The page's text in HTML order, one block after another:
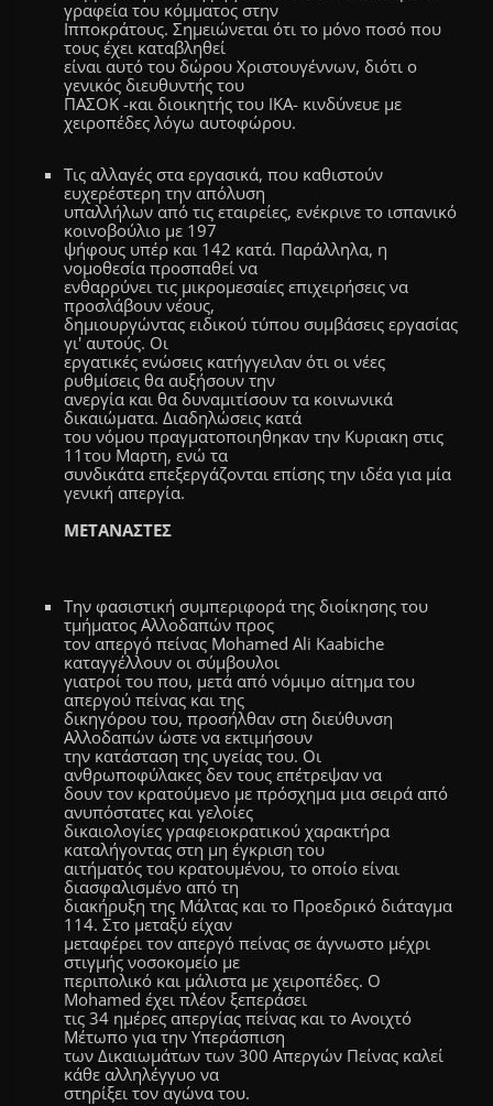
γραφεία του κόμματος στην
Ιπποκράτους. Σημειώνεται ότι το μόνο ποσό που
τους έχει καταβληθεί
είναι αυτό του δώρου Χριστουγέννων, διότι ο
γενικός διευθυντής του
ΠΑΣΟΚ -και διοικητής του ΙΚΑ- κινδύνευε με
χειροπέδες λόγω αυτοφώρου.
Tις αλλαγές στα εργασικά, που καθιστούν
ευχερέστερη την απόλυση
υπαλλήλων από τις εταιρείες, ενέκρινε το ισπανικό
κοινοβούλιο με 197
ψήφους υπέρ και 142 κατά. Παράλληλα, η
νομοθεσία προσπαθεί να
ενθαρρύνει τις μικρομεσαίες επιχειρήσεις να
προσλάβουν νέους,
δημιουργώντας ειδικού τύπου συμβάσεις εργασίας
γι' αυτούς. Οι
εργατικές ενώσεις κατήγγειλαν ότι oι νέες
ρυθμίσεις θα αυξήσουν την
ανεργία και θα δυναμιτίσουν τα κοινωνικά
δικαιώματα. Διαδηλώσεις κατά
του νόμου πραγματοποιηθηκαν την Κυριακη στις
11του Μαρτη, ενώ τα
συνδικάτα επεξεργάζονται επίσης την ιδέα για μία
γενική απεργία.
ΜΕΤΑΝΑΣΤΕΣ
Την φασιστική συμπεριφορά της διοίκησης του
τμήματος Αλλοδαπών προς
τον απεργό πείνας Mohamed Ali Kaabiche
καταγγέλλουν οι σύμβουλοι
γιατροί του που, μετά από νόμιμο αίτημα του
απεργού πείνας και της
δικηγόρου του, προσήλθαν στη διεύθυνση
Αλλοδαπών ώστε να εκτιμήσουν
την κατάσταση της υγείας του. Οι
ανθρωποφύλακες δεν τους επέτρεψαν να
δουν τον κρατούμενο με πρόσχημα μια σειρά από
ανυπόστατες και γελοίες
δικαιολογίες γραφειοκρατικού χαρακτήρα
καταλήγοντας στη μη έγκριση του
αιτήματός του κρατουμένου, το οποίο είναι
διασφαλισμένο από τη
διακήρυξη της Μάλτας και το Προεδρικό διάταγμα
114. Στο μεταξύ είχαν
μεταφέρει τον απεργό πείνας σε άγνωστο μέχρι
στιγμής νοσοκομείο με
περιπολικό και μάλιστα με χειροπέδες. Ο
Μohamed έχει πλέον ξεπεράσει
τις 34 ημέρες απεργίας πείνας και το Ανοιχτό
Μέτωπο για την Υπεράσπιση
των Δικαιωμάτων των 300 Απεργών Πείνας καλεί
κάθε αλληλέγγυο να
στηρίξει τον αγώνα του.